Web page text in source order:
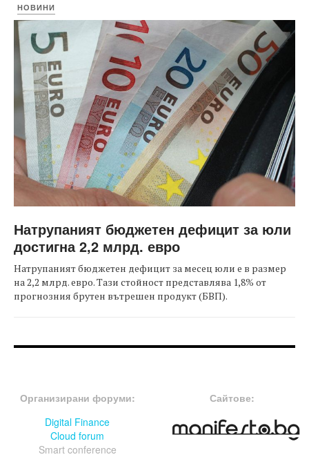
НОВИНИ
Натрупаният бюджетен дефицит за юли
достигна 2,2 млрд. евро
Натрупаният бюджетен дефицит за месец юли е в размер
на 2,2 млрд. евро. Тази стойност представлява 1,8% от
прогнозния брутен вътрешен продукт (БВП).
Организирани форуми:
Digital Finance
Cloud forum
Smart conference
Сайтове: